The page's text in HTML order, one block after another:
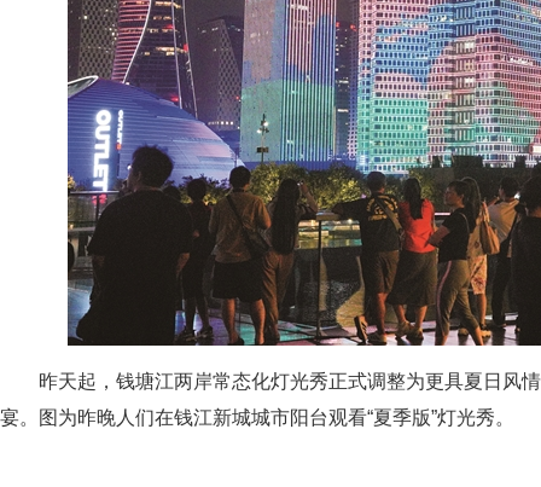
昨天起，钱塘江两岸常态化灯光秀正式调整为更具夏日风
宴。图为昨晚人们在钱江新城城市阳台观看“夏季版”灯光秀。